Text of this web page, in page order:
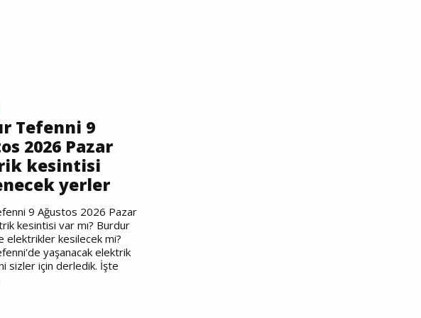
Tefenni 9
2026 Pazar
kesintisi
yerler
9 Ağustos 2026 Pazar
kesintisi var mı? Burdur
elektrikler kesilecek mi?
yaşanacak elektrik
sizler için derledik. İşte